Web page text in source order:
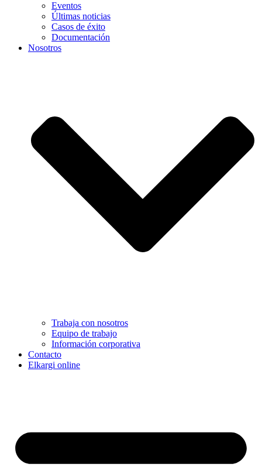
Eventos
Últimas noticias
Casos de éxito
Documentación
Nosotros
Trabaja con nosotros
Equipo de trabajo
Información corporativa
Contacto
Elkargi online